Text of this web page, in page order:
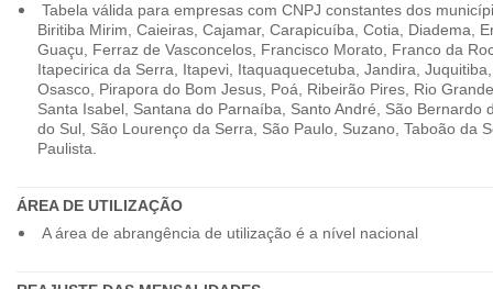
Tabela válida para empresas com CNPJ constantes dos
Biritiba Mirim, Caieiras, Cajamar, Carapicuíba, Cotia, Diadema,
Guaçu, Ferraz de Vasconcelos, Francisco Morato, Franco da
Itapecirica da Serra, Itapevi, Itaquaquecetuba, Jandira,
Osasco, Pirapora do Bom Jesus, Poá, Ribeirão Pires, Rio
Santa Isabel, Santana do Parnaíba, Santo André, São Bernardo
do Sul, São Lourenço da Serra, São Paulo, Suzano, Taboão da
Paulista.
ÁREA DE UTILIZAÇÃO
A área de abrangência de utilização é a nível nacional